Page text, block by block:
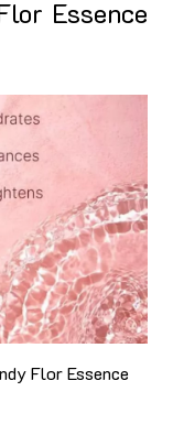
Essence
Flor Essence